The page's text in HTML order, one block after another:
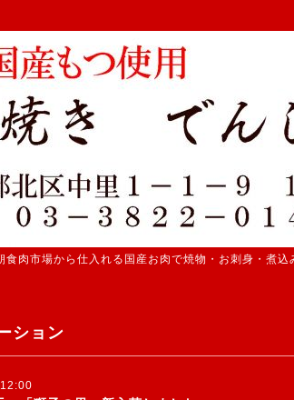
肉市場から仕入れる国産お肉で焼物・お刺身・煮込
ション